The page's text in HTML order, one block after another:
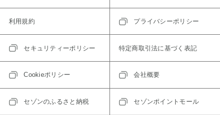
利用規約 プライバシーポリシー
セキュリティーポリシー 特定商取引法に基づく表記
Cookieポリシー 会社概要
セゾンのふるさと納税 セゾンポイントモール